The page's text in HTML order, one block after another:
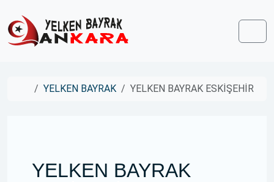
HomeYELKEN BAYRAK YELKEN BAYRAK ESKİŞEHİR
YELKEN BAYRAK